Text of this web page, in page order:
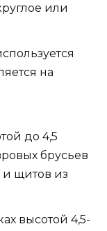
или
на
до 4,5
брусьев
и щитов из
высотой 4,5-